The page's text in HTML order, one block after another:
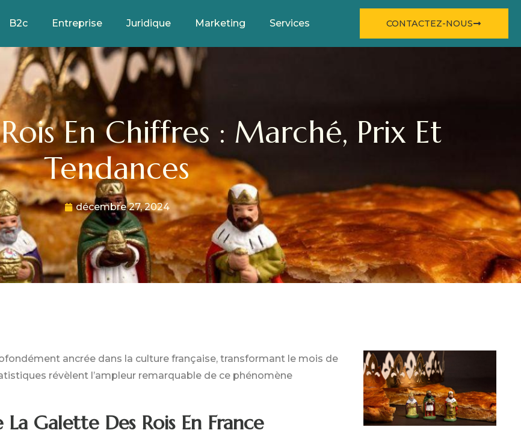
B2c Entreprise Juridique Marketing Services CONTACTEZ-NOUS
Tendances
décembre 27, 2024
ancrée dans la culture française, transformant le mois de
révèlent l’ampleur remarquable de ce phénomène
Galette Des Rois En France